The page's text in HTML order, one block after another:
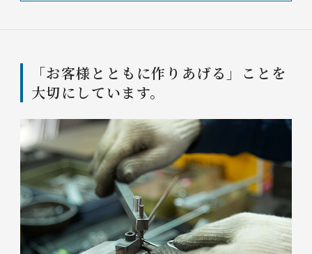
「お客様とともに作りあげる」ことを
大切にしています。